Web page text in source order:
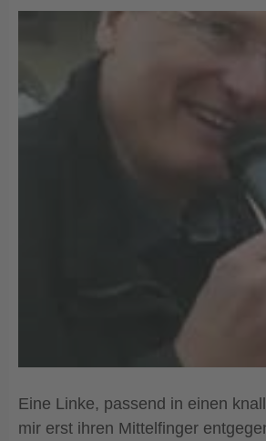
Eine Linke, passend in einen
mir erst ihren Mittelfinger